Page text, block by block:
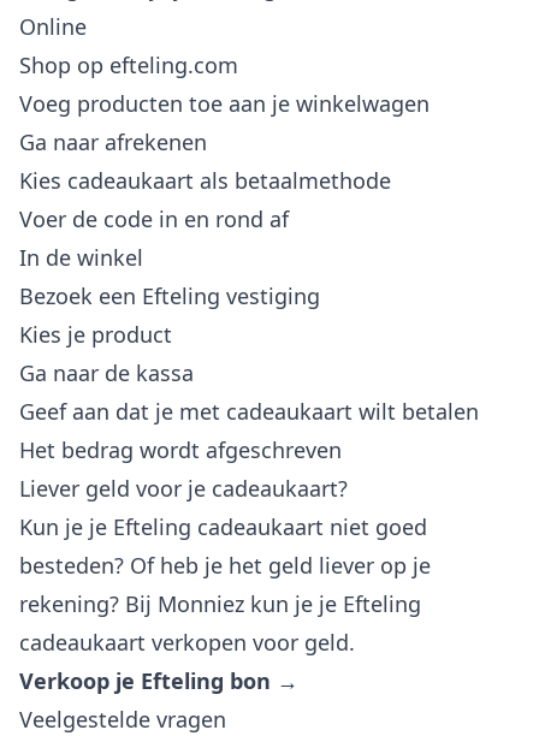
Online
Shop op efteling.com
Voeg producten toe aan je winkelwagen
Ga naar afrekenen
Kies cadeaukaart als betaalmethode
Voer de code in en rond af
In de winkel
Bezoek een Efteling vestiging
Kies je product
Ga naar de kassa
Geef aan dat je met cadeaukaart wilt betalen
Het bedrag wordt afgeschreven
Liever geld voor je cadeaukaart?
Kun je je Efteling cadeaukaart niet goed
besteden? Of heb je het geld liever op je
rekening? Bij Monniez kun je je Efteling
cadeaukaart verkopen voor geld.
Verkoop je Efteling bon →
Veelgestelde vragen